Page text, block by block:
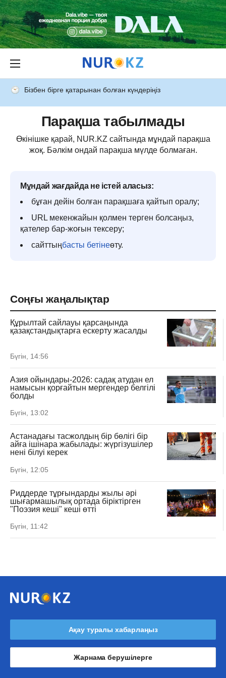
Бізбен бірге қатарынан болған күндеріңіз
Парақша табылмады
Өкінішке қарай, NUR.KZ сайтында мұндай парақша
жоқ. Бәлкім ондай парақша мүлде болмаған.
Мұндай жағдайда не істей аласыз:
бұған дейін болған парақшаға қайтып оралу;
URL мекенжайын қолмен терген болсаңыз,
қателер бар-жоғын тексеру;
сайттыңбасты бетінеөту.
Соңғы жаңалықтар
Құрылтай сайлауы қарсаңында
қазақстандықтарға ескерту жасалды
Бүгін, 14:56
Азия ойындары-2026: садақ атудан ел
намысын қорғайтын мергендер белгілі
болды
Бүгін, 13:02
Астанадағы тасжолдың бір бөлігі бір
айға ішінара жабылады: жүргізушілер
нені білуі керек
Бүгін, 12:05
Риддерде тұрғындарды жылы әрі
шығармашылық ортада біріктірген
"Поэзия кеші" кеші өтті
Бүгін, 11:42
Ақау туралы хабарлаңыз
Жарнама берушілерге